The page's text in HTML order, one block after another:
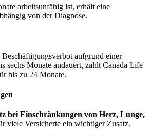
arbeitsunfähig ist, erhält eine
von der Diagnose.
aufgrund einer
sechs Monate andauert, zahlt Canada Life
bis zu 24 Monate.
bei Einschränkungen von Herz, Lunge,
viele Versicherte ein wichtiger Zusatz.